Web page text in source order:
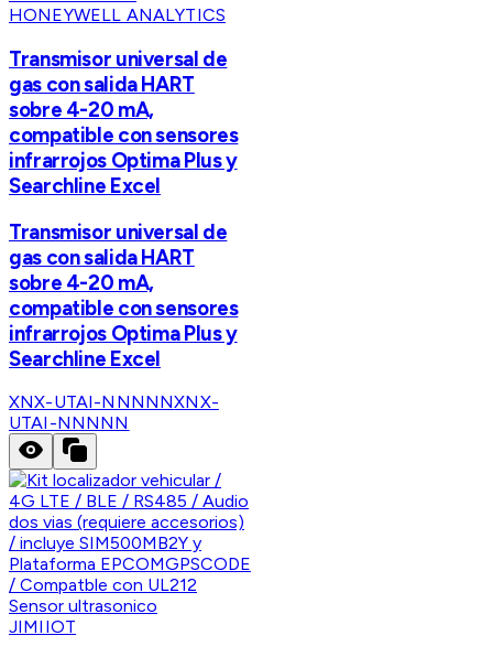
HONEYWELL ANALYTICS
Transmisor universal de
gas con salida HART
sobre 4-20 mA,
compatible con sensores
infrarrojos Optima Plus y
Searchline Excel
Transmisor universal de
gas con salida HART
sobre 4-20 mA,
compatible con sensores
infrarrojos Optima Plus y
Searchline Excel
XNX-UTAI-NNNNNXNX-
UTAI-NNNNN
JIMIIOT